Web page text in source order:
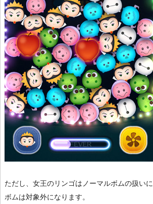
ただし、女王のリンゴはノーマルボムの扱い
ボムは対象外になります。